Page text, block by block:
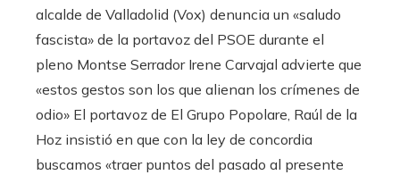
alcalde de Valladolid (Vox) denuncia un «saludo
fascista» de la portavoz del PSOE durante el
pleno Montse Serrador Irene Carvajal advierte que
«estos gestos son los que alienan los crímenes de
odio» El portavoz de El Grupo Popolare, Raúl de la
Hoz insistió en que con la ley de concordia
buscamos «traer puntos del pasado al presente